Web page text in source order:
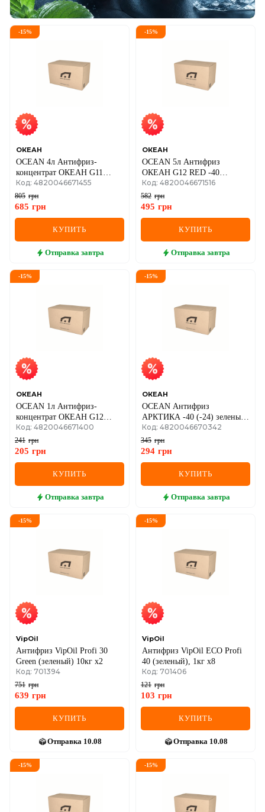
-15%
ОКЕАН
OCEAN 4л Антифриз-
концентрат ОКЕАН G11
зеленый -73
Код: 4820046671455
805 грн
685 грн
КУПИТЬ
Отправка завтра
-15%
ОКЕАН
OCEAN 5л Антифриз
ОКЕАН G12 RED -40
(красный)
Код: 4820046671516
582 грн
495 грн
КУПИТЬ
Отправка завтра
-15%
ОКЕАН
OCEAN 1л Антифриз-
концентрат ОКЕАН G12
красный
Код: 4820046671400
241 грн
205 грн
КУПИТЬ
Отправка завтра
-15%
ОКЕАН
OCEAN Антифриз
АРКТИКА -40 (-24) зеленый
5л
Код: 4820046670342
345 грн
294 грн
КУПИТЬ
Отправка завтра
-15%
VipOil
Антифриз VipOil Profi 30
Green (зеленый) 10кг х2
Код: 701394
751 грн
639 грн
КУПИТЬ
Отправка 10.08
-15%
VipOil
Антифриз VipOil ECO Profi
40 (зеленый), 1кг х8
Код: 701406
121 грн
103 грн
КУПИТЬ
Отправка 10.08
-15% -15%